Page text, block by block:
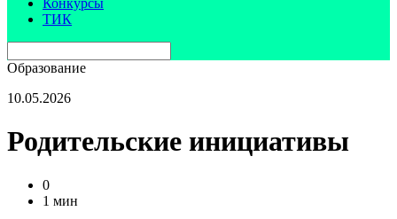
Конкурсы
ТИК
Образование
10.05.2026
Родительские инициативы
0
1 мин